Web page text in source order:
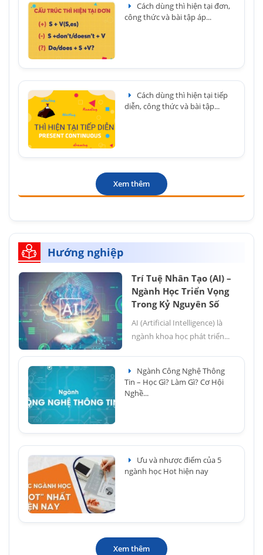
Cách dùng thì hiện tại đơn,
công thức và bài tập áp...
Cách dùng thì hiện tại tiếp
diễn, công thức và bài tập...
Xem thêm
Hướng nghiệp
Trí Tuệ Nhân Tạo (AI) –
Ngành Học Triển Vọng
Trong Kỷ Nguyên Số
AI (Artificial Intelligence) là
ngành khoa học phát triển...
Ngành Công Nghệ Thông
Tin – Học Gì? Làm Gì? Cơ Hội
Nghề...
Ưu và nhược điểm của 5
ngành học Hot hiện nay
Xem thêm